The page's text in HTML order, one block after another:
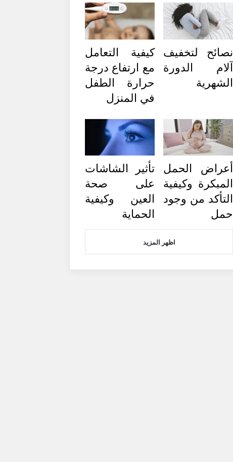
نصائح لتخفيف
آلام الدورة
الشهرية
كيفية التعامل
مع ارتفاع درجة
حرارة الطفل
في المنزل
أعراض الحمل
المبكرة وكيفية
التأكد من وجود
حمل
تأثير الشاشات
على صحة
العين وكيفية
الحماية
اظهر المزيد